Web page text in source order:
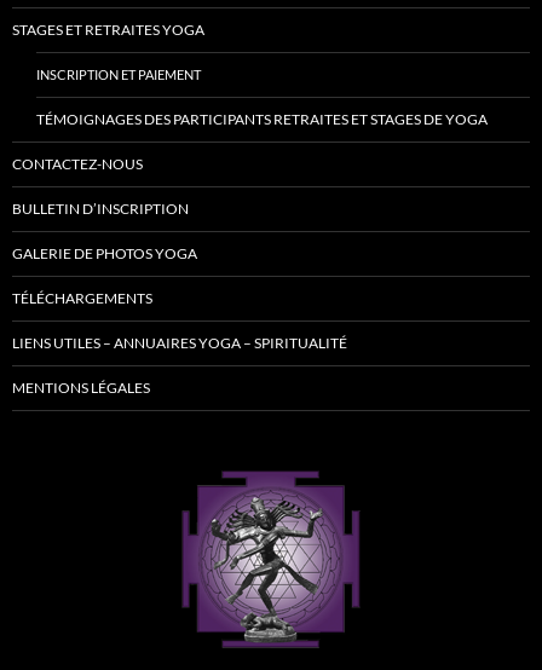
STAGES ET RETRAITES YOGA
INSCRIPTION ET PAIEMENT
TÉMOIGNAGES DES PARTICIPANTS RETRAITES ET STAGES DE YOGA
CONTACTEZ-NOUS
BULLETIN D’INSCRIPTION
GALERIE DE PHOTOS YOGA
TÉLÉCHARGEMENTS
LIENS UTILES – ANNUAIRES YOGA – SPIRITUALITÉ
MENTIONS LÉGALES